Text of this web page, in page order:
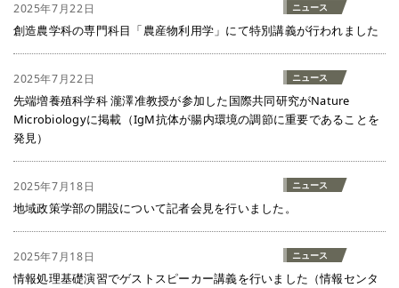
2025年7月22日 ニュース
創造農学科の専門科目「農産物利用学」にて特別講義が行われました
2025年7月22日 ニュース
先端増養殖科学科 瀧澤准教授が参加した国際共同研究がNature
Microbiologyに掲載（IgM抗体が腸内環境の調節に重要であることを
発見）
2025年7月18日 ニュース
地域政策学部の開設について記者会見を行いました。
2025年7月18日 ニュース
情報処理基礎演習でゲストスピーカー講義を行いました（情報センタ